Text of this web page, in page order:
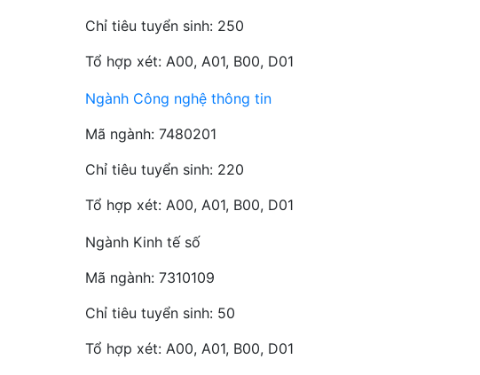
Chỉ tiêu tuyển sinh: 250
Tổ hợp xét: A00, A01, B00, D01
Ngành Công nghệ thông tin
Mã ngành: 7480201
Chỉ tiêu tuyển sinh: 220
Tổ hợp xét: A00, A01, B00, D01
Ngành Kinh tế số
Mã ngành: 7310109
Chỉ tiêu tuyển sinh: 50
Tổ hợp xét: A00, A01, B00, D01